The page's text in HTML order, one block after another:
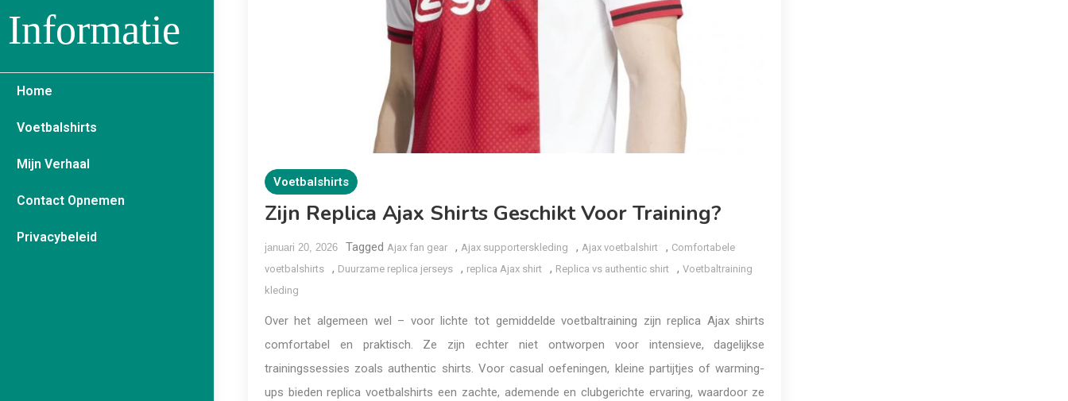
Informatie
Home
Voetbalshirts
Mijn Verhaal
Contact Opnemen
Privacybeleid
Voetbalshirts
Zijn Replica Ajax Shirts Geschikt Voor Training?
januari 20, 2026 Tagged Ajax fan gear , Ajax supporterskleding , Ajax voetbalshirt , Comfortabele
voetbalshirts
, Duurzame replica jerseys , replica Ajax shirt , Replica vs authentic shirt , Voetbaltraining
kleding
Over het algemeen wel – voor lichte tot gemiddelde voetbaltraining zijn replica Ajax shirts
comfortabel en praktisch. Ze zijn echter niet ontworpen voor intensieve, dagelijkse
trainingssessies zoals authentic shirts. Voor casual oefeningen, kleine partijtjes of warming-
ups bieden replica voetbalshirts een zachte, ademende en clubgerichte ervaring, waardoor ze